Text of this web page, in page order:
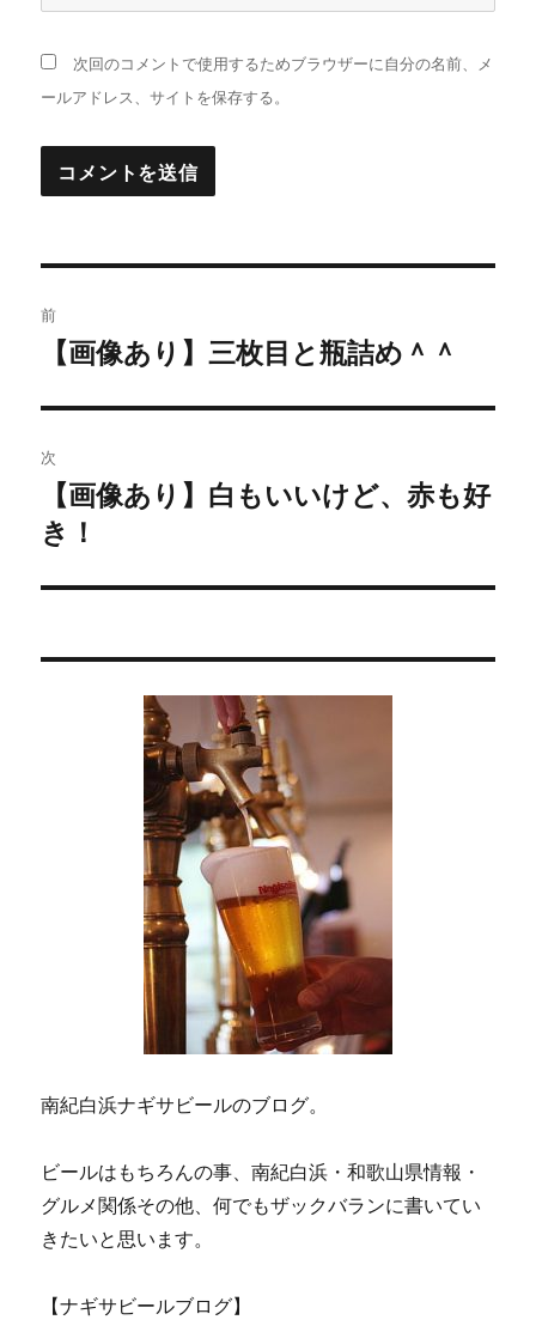
次回のコメントで使用するためブラウザーに自分の名前、メ
ールアドレス、サイトを保存する。
稿
ビ
ゲ
ー
シ
前
の
投
稿:
【画像あり】三枚目と瓶詰め＾＾
次
の
稿:
【画像あり】白もいいけど、赤も好
き！
南紀白浜ナギサビールのブログ。
ビールはもちろんの事、南紀白浜・和歌山県情報・
グルメ関係その他、何でもザックバランに書いてい
きたいと思います。
【ナギサビールブログ】